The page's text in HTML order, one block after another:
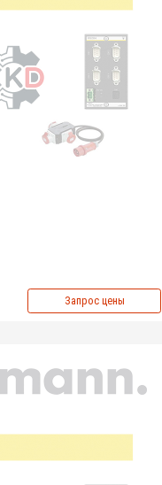
Запрос цены